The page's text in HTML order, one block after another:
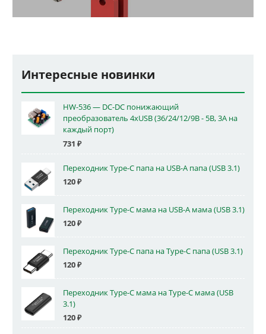
Интересные новинки
HW-536 — DC-DC понижающий
преобразователь 4xUSB (36/24/12/9В - 5В, 3А на
каждый порт)
731 ₽
Переходник Type-C папа на USB-A папа (USB 3.1)
120₽
Переходник Type-C мама на USB-A мама (USB 3.1)
120₽
Переходник Type-C папа на Type-C папа (USB 3.1)
120₽
Переходник Type-C мама на Type-C мама (USB
3.1)
120₽